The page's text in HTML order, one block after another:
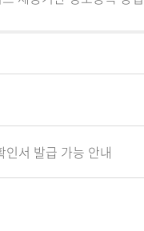
인서 발급 가능 안내